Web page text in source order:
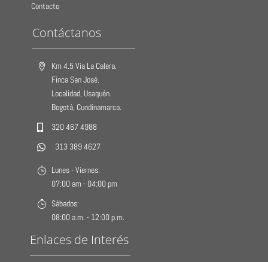
Contacto
Contáctanos
Km 4.5 Vía La Calera.
Finca San José.
Localidad, Usaquén.
Bogotá, Cundinamarca.
320 467 4988
313 389 4627
Lunes - Viernes:
07:00 am - 04:00 pm
Sábados:
08:00 a.m. - 12:00 p.m.
Enlaces de Interés